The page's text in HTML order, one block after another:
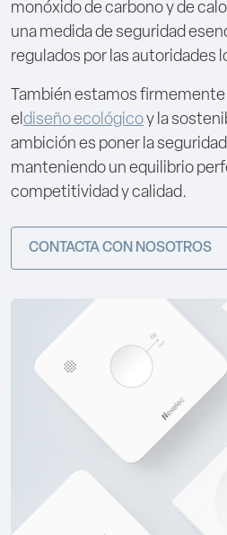
monóxido de carbono y de
una medida de seguridad
regulados por las autoridades
También estamos
el diseño ecológicoy la
ambición es poner la
manteniendo un equilibrio
competitividad y calidad.
CONTACTA CON NOSOTROS